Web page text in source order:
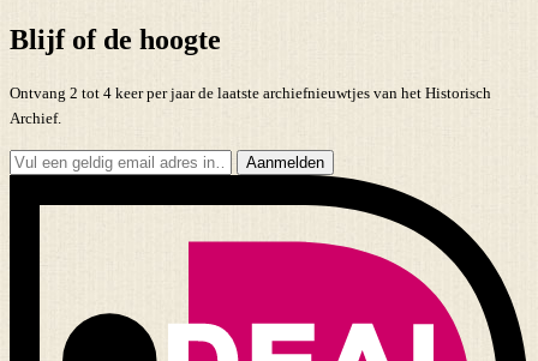
Blijf of de hoogte
Ontvang 2 tot 4 keer per jaar de laatste archiefnieuwtjes van het Historisch
Archief.
Aanmelden